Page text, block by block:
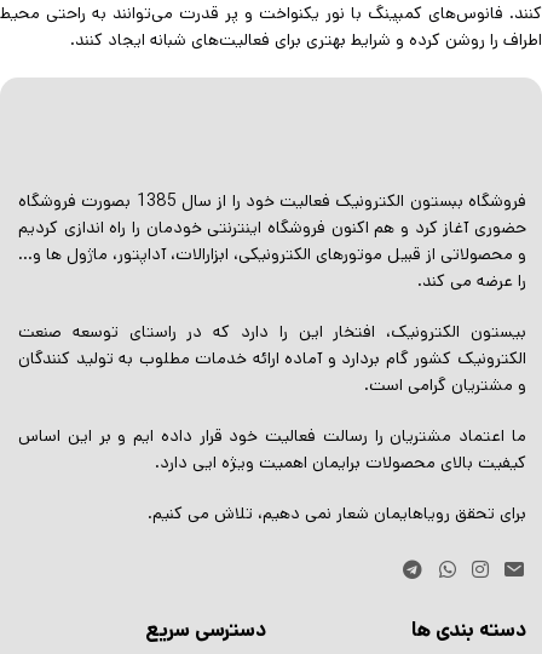
کنند. فانوس‌های کمپینگ با نور یکنواخت و پر قدرت می‌توانند به راحتی محیط
اطراف را روشن کرده و شرایط بهتری برای فعالیت‌های شبانه ایجاد کنند.
فروشگاه ببستون الکترونیک فعالیت خود را از سال 1385 بصورت فروشگاه
حضوری آغاز کرد و هم اکنون فروشگاه اینترنتی خودمان را راه اندازی کردیم
و محصولاتی از قبیل موتورهای الکترونیکی، ابزارالات، آداپتور، ماژول ها و…
را عرضه می کند.
بیستون الکترونیک، افتخار این را دارد که در راستای توسعه صنعت
الکترونیک کشور گام بردارد و آماده ارائه خدمات مطلوب به تولید کنندگان
و مشتریان گرامی است.
ما اعتماد مشتریان را رسالت فعالیت خود قرار داده ایم و بر این اساس
کیفیت بالای محصولات برایمان اهمیت ویژه ایی دارد.
برای تحقق رویاهایمان شعار نمی دهیم، تلاش می کنیم.
دسته بندی ها دسترسی سریع